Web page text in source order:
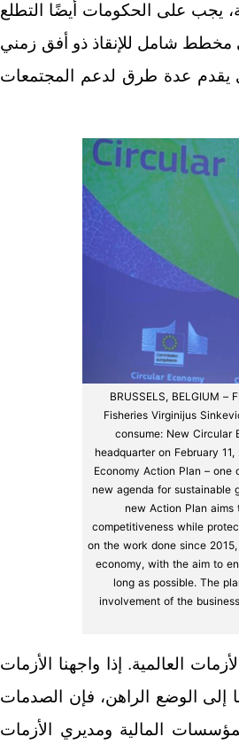
يجب على الحكومات أيضًا التطلع
مخطط شامل للإنقاذ ذو أفق زمني
يقدم عدة طرق لدعم المجتمعات
BRUSSELS, BELGIUM –
Fisheries Virginijus
consume: New Circular
headquarter on February
Economy Action Plan – one
new agenda for sustainable
new Action Plan
competitiveness while
on the work done since
economy, with the aim to
long as possible. The
involvement of the
من الأزمات العالمية. إذا واجهنا الأزمات
إلى الوضع الراهن، فإن الصدمات
المالية ومديري الأزمات